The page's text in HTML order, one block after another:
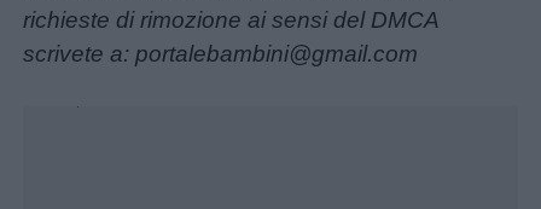
richieste di rimozione ai sensi del DMCA
scrivete a: portalebambini@gmail.com